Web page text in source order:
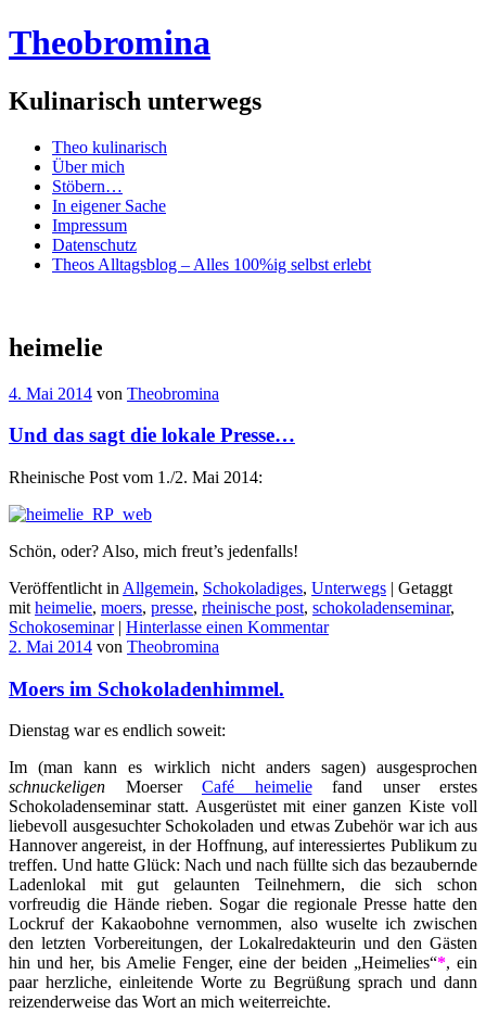
Theobromina
Kulinarisch unterwegs
Menü
Zum
Inhalt
springen
Theo kulinarisch
Über mich
Stöbern…
In eigener Sache
Impressum
Datenschutz
Theos Alltagsblog – Alles 100%ig selbst erlebt
heimelie
4. Mai 2014 von Theobromina
Und das sagt die lokale Presse…
Rheinische Post vom 1./2. Mai 2014:
Schön, oder? Also, mich freut’s jedenfalls!
Veröffentlicht in Allgemein, Schokoladiges, Unterwegs | Getaggt
mit heimelie, moers, presse, rheinische post, schokoladenseminar,
Schokoseminar | Hinterlasse einen Kommentar
2. Mai 2014 von Theobromina
Moers im Schokoladenhimmel.
Dienstag war es endlich soweit:
Im (man kann es wirklich nicht anders sagen) ausgesprochen
schnuckeligen Moerser Café heimeliefand unser erstes
Schokoladenseminar statt. Ausgerüstet mit einer ganzen Kiste voll
liebevoll ausgesuchter Schokoladen und etwas Zubehör war ich aus
Hannover angereist, in der Hoffnung, auf interessiertes Publikum zu
treffen. Und hatte Glück: Nach und nach füllte sich das bezaubernde
Ladenlokal mit gut gelaunten Teilnehmern, die sich schon
vorfreudig die Hände rieben. Sogar die regionale Presse hatte den
Lockruf der Kakaobohne vernommen, also wuselte ich zwischen
den letzten Vorbereitungen, der Lokalredakteurin und den Gästen
hin und her, bis Amelie Fenger, eine der beiden „Heimelies“*, ein
paar herzliche, einleitende Worte zu Begrüßung sprach und dann
reizenderweise das Wort an mich weiterreichte.